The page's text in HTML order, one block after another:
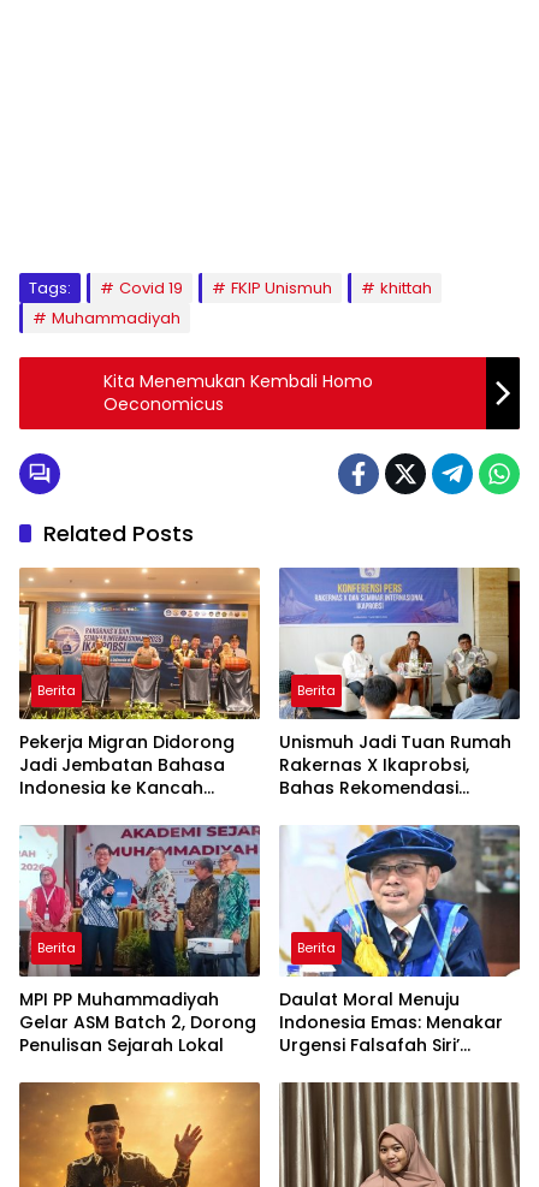
Tags: Covid 19 FKIP Unismuh
khittah
Muhammadiyah
Kita Menemukan Kembali Homo
Oeconomicus
Related Posts
Berita
Pekerja Migran Didorong
Jadi Jembatan Bahasa
Indonesia ke Kancah
Berita
Unismuh Jadi Tuan Rumah
Rakernas X Ikaprobsi,
Bahas Rekomendasi
Indonesia di Tingkat
Global
Berita
MPI PP Muhammadiyah
Gelar ASM Batch 2, Dorong
Penulisan Sejarah Lokal
Berita
Daulat Moral Menuju
Indonesia Emas: Menakar
Urgensi Falsafah Siri’
Ancaman Kleptokrasi